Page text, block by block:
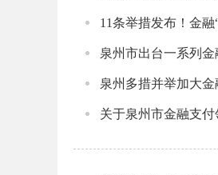
11条举措发布！金
泉州市出台一系列
泉州多措并举加大
关于泉州市金融支